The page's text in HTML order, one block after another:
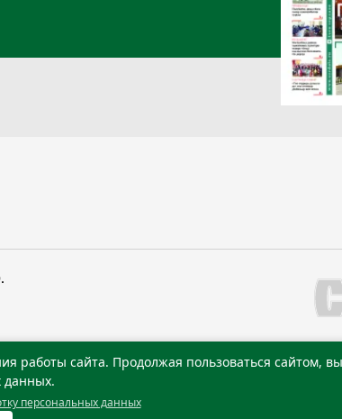
информационных
учреждение
сайта. Продолжая пользоваться сайтом,
данных.
персональных данных